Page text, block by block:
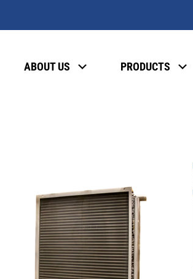
ABOUT US PRODUCTS